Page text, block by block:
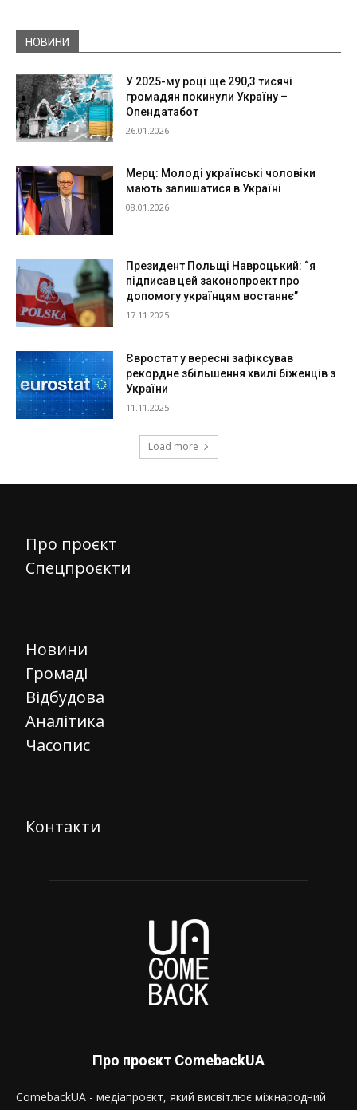
НОВИНИ
У 2025-му році ще 290,3 тисячі
громадян покинули Україну –
Опендатабот
26.01.2026
Мерц: Молоді українські чоловіки
мають залишатися в Україні
08.01.2026
Президент Польщі Навроцький: “я
підписав цей законопроект про
допомогу українцям востаннє”
17.11.2025
Євростат у вересні зафіксував
рекордне збільшення хвилі біженців з
України
11.11.2025
Load more
Про проєкт
Спецпроєкти
Новини
Громаді
Відбудова
Аналітика
Часопис
Контакти
Про проєкт ComebackUA
ComebackUA - медіапроєкт, який висвітлює міжнародний